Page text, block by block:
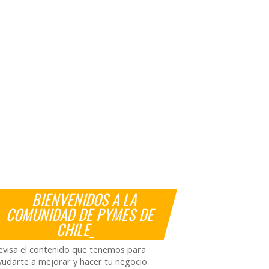
BIENVENIDOS A LA
COMUNIDAD DE PYMES DE
CHILE_
el contenido que tenemos para
a mejorar y hacer tu negocio.